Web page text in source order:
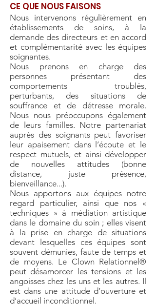
CE QUE NOUS FAISONS
Nous intervenons régulièrement en
établissements de soins, à la
demande des directeurs et en accord
et complémentarité avec les équipes
soignantes.
Nous prenons en charge des
personnes présentant des
comportements troublés,
perturbants, des situations de
souffrance et de détresse morale.
Nous nous préoccupons également
de leurs familles. Notre partenariat
auprès des soignants peut favoriser
leur apaisement dans l’écoute et le
respect mutuels, et ainsi développer
de nouvelles attitudes (bonne
distance, juste présence,
bienveillance...).
Nous apportons aux équipes notre
regard particulier, ainsi que nos «
techniques » à médiation artistique
dans le domaine du soin ; elles visent
à la prise en charge de situations
devant lesquelles ces équipes sont
souvent démunies, faute de temps et
de moyens. Le Clown Relationnel®
peut désamorcer les tensions et les
angoisses chez les uns et les autres. Il
est dans une attitude d’ouverture et
d’accueil inconditionnel.